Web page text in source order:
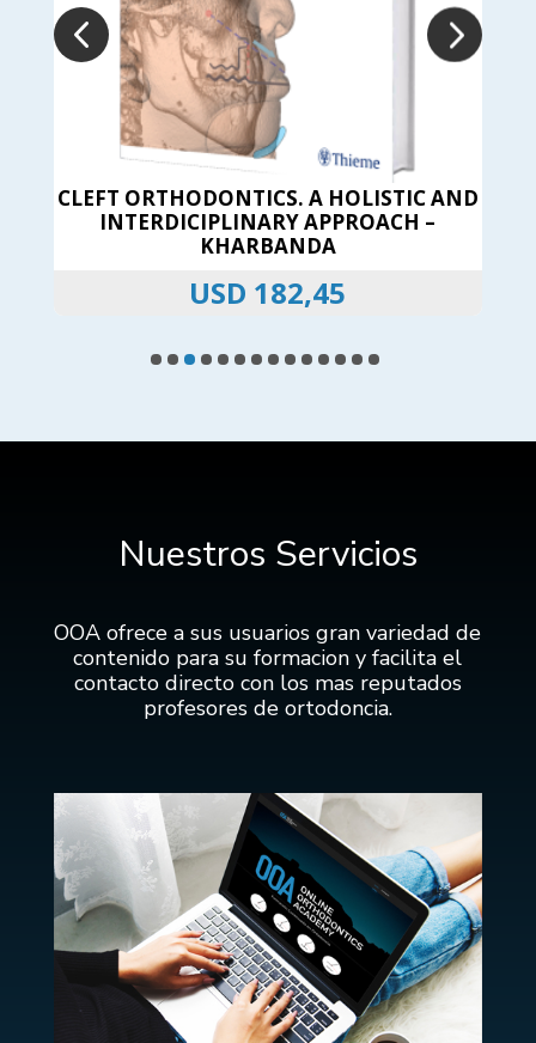
TEMPORARY SKELETAL ANCHORAGE
DEVICES – KIM
USD143,75
Nuestros Servicios
OOA ofrece a sus usuarios gran variedad de
contenido para su formacion y facilita el
contacto directo con los mas reputados
profesores de ortodoncia.